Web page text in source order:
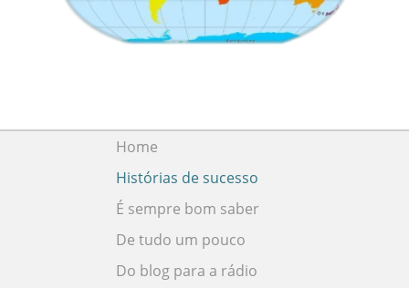
Home
Histórias de sucesso
É sempre bom saber
De tudo um pouco
Do blog para a rádio